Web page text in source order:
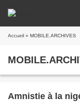
Accueil » MOBILE.ARCHIVES
Amnistie à la